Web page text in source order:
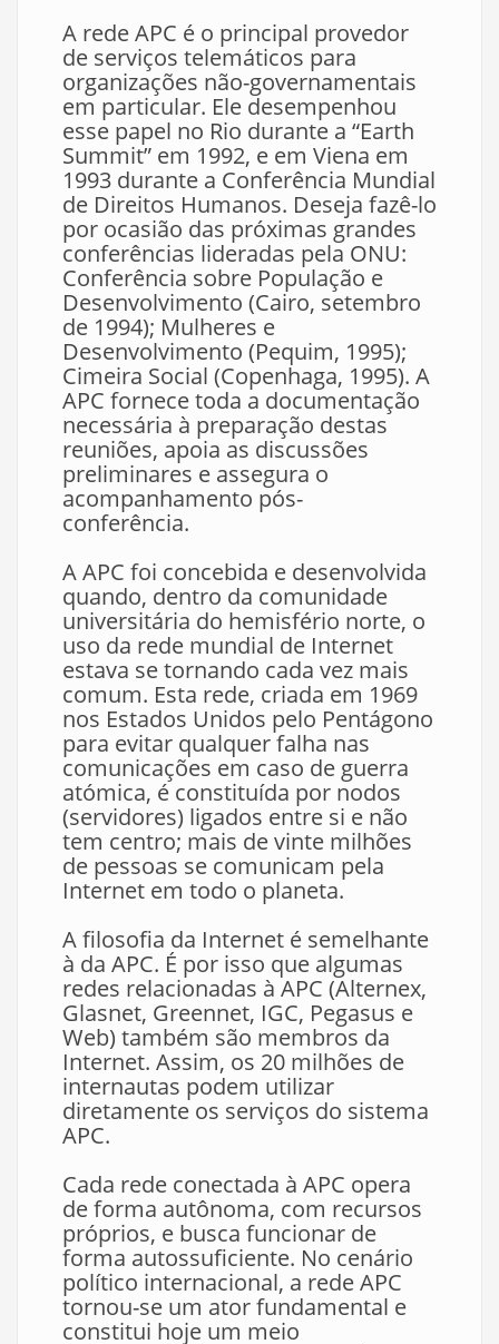
A rede APC é o principal provedor
de serviços telemáticos para
organizações não-governamentais
em particular. Ele desempenhou
esse papel no Rio durante a “Earth
Summit” em 1992, e em Viena em
1993 durante a Conferência Mundial
de Direitos Humanos. Deseja fazê-lo
por ocasião das próximas grandes
conferências lideradas pela ONU:
Conferência sobre População e
Desenvolvimento (Cairo, setembro
de 1994); Mulheres e
Desenvolvimento (Pequim, 1995);
Cimeira Social (Copenhaga, 1995). A
APC fornece toda a documentação
necessária à preparação destas
reuniões, apoia as discussões
preliminares e assegura o
acompanhamento pós-
conferência.
A APC foi concebida e desenvolvida
quando, dentro da comunidade
universitária do hemisfério norte, o
uso da rede mundial de Internet
estava se tornando cada vez mais
comum. Esta rede, criada em 1969
nos Estados Unidos pelo Pentágono
para evitar qualquer falha nas
comunicações em caso de guerra
atómica, é constituída por nodos
(servidores) ligados entre si e não
tem centro; mais de vinte milhões
de pessoas se comunicam pela
Internet em todo o planeta.
A filosofia da Internet é semelhante
à da APC. É por isso que algumas
redes relacionadas à APC (Alternex,
Glasnet, Greennet, IGC, Pegasus e
Web) também são membros da
Internet. Assim, os 20 milhões de
internautas podem utilizar
diretamente os serviços do sistema
APC.
Cada rede conectada à APC opera
de forma autônoma, com recursos
próprios, e busca funcionar de
forma autossuficiente. No cenário
político internacional, a rede APC
tornou-se um ator fundamental e
constitui hoje um meio